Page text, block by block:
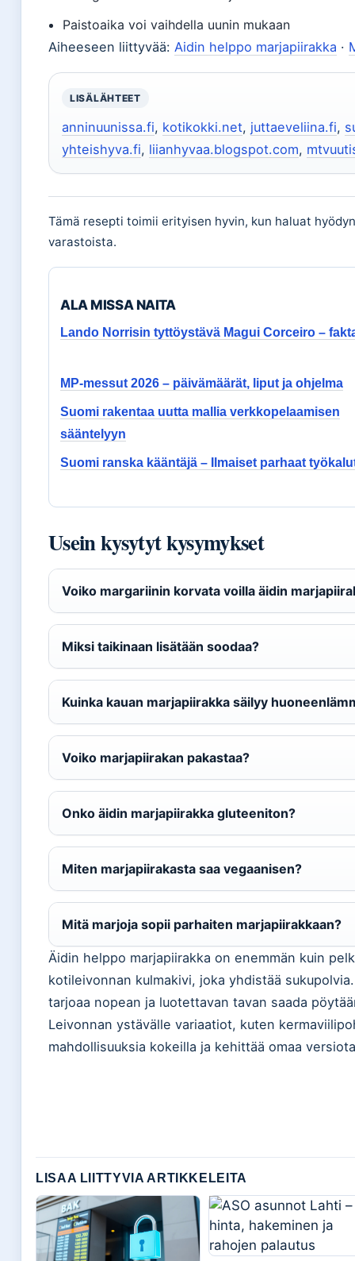
Paistoaika voi vaihdella uunin mukaan
Aiheeseen liittyvää: Aidin helppo marjapiirakka ·
LISÄLÄHTEET
anninuunissa.fi, kotikokki.net, juttaeveliina.fi,
yhteishyva.fi, liianhyvaa.blogspot.com,
Tämä resepti toimii erityisen hyvin, kun haluat
varastoista.
ALA MISSA NAITA
Lando Norrisin tyttöystävä Magui Corceiro –
MP-messut 2026 – päivämäärät, liput ja ohjelma
Suomi rakentaa uutta mallia verkkopelaamisen
sääntelyyn
Suomi ranska kääntäjä – Ilmaiset parhaat
Usein kysytyt kysymykset
Voiko margariinin korvata voilla äidin
Miksi taikinaan lisätään soodaa?
Kuinka kauan marjapiirakka säilyy
Voiko marjapiirakan pakastaa?
Onko äidin marjapiirakka gluteeniton?
Miten marjapiirakasta saa vegaanisen?
Mitä marjoja sopii parhaiten marjapiirakkaan?
Äidin helppo marjapiirakka on enemmän kuin
kotileivonnan kulmakivi, joka yhdistää
tarjoaa nopean ja luotettavan tavan saada
Leivonnan ystävälle variaatiot, kuten
mahdollisuuksia kokeilla ja kehittää omaa
LISAA LIITTYVIA ARTIKKELEITA